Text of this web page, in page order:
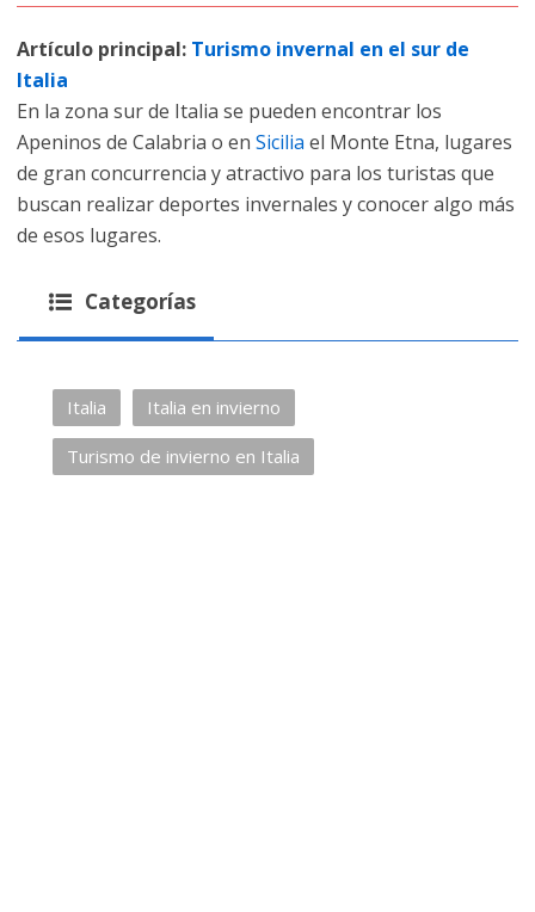
Artículo principal: Turismo invernal en el sur de
Italia
En la zona sur de Italia se pueden encontrar los
Apeninos de Calabria o en Sicilia el Monte Etna, lugares
de gran concurrencia y atractivo para los turistas que
buscan realizar deportes invernales y conocer algo más
de esos lugares.
Categorías
Italia Italia en invierno
Turismo de invierno en Italia